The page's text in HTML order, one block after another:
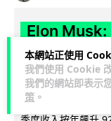
本網站正使用
我們使用 Cookie
我們的網站即表示
策 。
Elon Musk:
入 目標明
蓋全球170
SpaceX 公佈最新